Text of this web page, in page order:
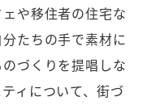
や移住者の住宅な
たちの手で素材に
づくりを提唱しな
ィについて、街づ